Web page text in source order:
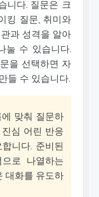
니다. 질문은 크
킹 질문, 취미와
과 성격을 알아
눌 수 있습니다.
을 선택하면 자
들 수 있습니다.
맞춰 질문하
심 어린 반응
니다. 준비된
로 나열하는
대화를 유도하